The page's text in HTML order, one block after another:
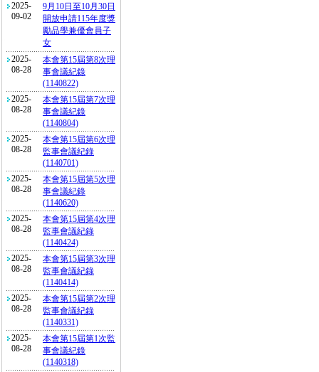
2025-
09-02
9月10日至10月30日
開放申請115年度獎
勵品學兼優會員子
女
2025-
08-28
本會第15屆第8次理
事會議紀錄
(1140822)
2025-
08-28
本會第15屆第7次理
事會議紀錄
(1140804)
2025-
08-28
本會第15屆第6次理
監事會議紀錄
(1140701)
2025-
08-28
本會第15屆第5次理
事會議紀錄
(1140620)
2025-
08-28
本會第15屆第4次理
監事會議紀錄
(1140424)
2025-
08-28
本會第15屆第3次理
監事會議紀錄
(1140414)
2025-
08-28
本會第15屆第2次理
監事會議紀錄
(1140331)
2025-
08-28
本會第15屆第1次監
事會議紀錄
(1140318)